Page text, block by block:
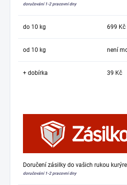
doručování 1-2 pracovní dny
do 10 kg 699 Kč
od 10 kg není
+ dobírka 39 Kč
Doručení zásilky do vašich rukou
doručování 1-2 pracovní dny